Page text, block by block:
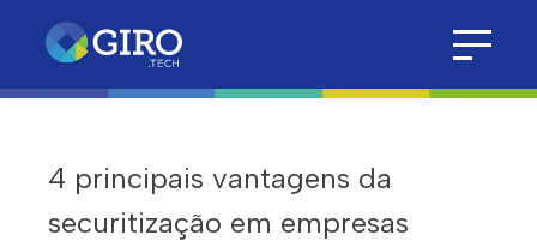
4 principais vantagens da
securitização em empresas